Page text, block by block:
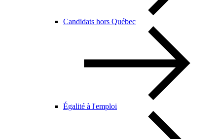
Candidats hors Québec
Égalité à l'emploi